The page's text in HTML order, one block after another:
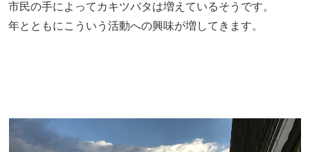
市民の手によってカキツバタは増えているそうです。
年とともにこういう活動への興味が増してきます。